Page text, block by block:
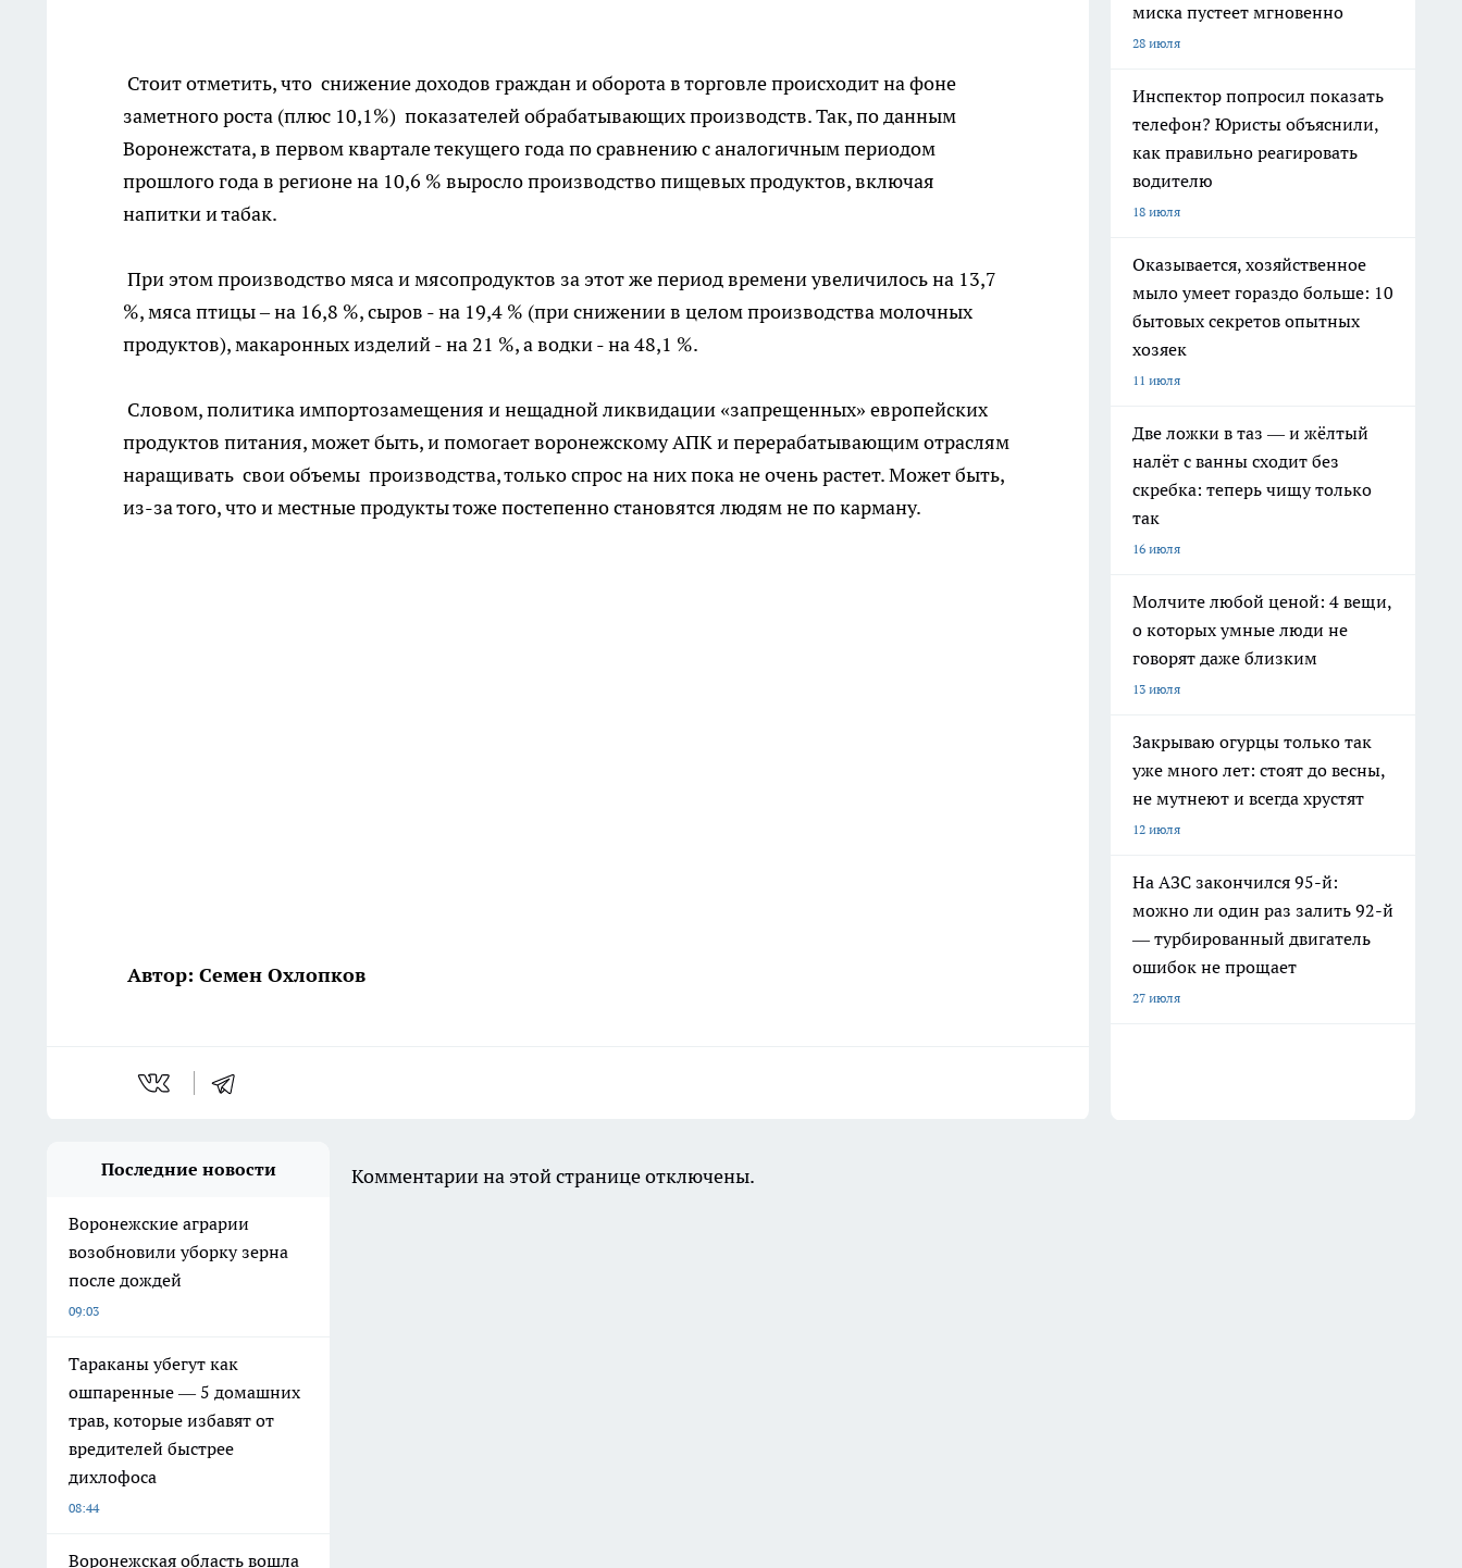
Стоит отметить, что снижение доходов граждан и оборота в торговле происходит на фоне
заметного роста (плюс 10,1%) показателей обрабатывающих производств. Так, по данным
Воронежстата, в первом квартале текущего года по сравнению с аналогичным периодом
прошлого года в регионе на 10,6 % выросло производство пищевых продуктов, включая
напитки и табак.
При этом производство мяса и мясопродуктов за этот же период времени увеличилось на 13,7
%, мяса птицы – на 16,8 %, сыров - на 19,4 % (при снижении в целом производства молочных
продуктов), макаронных изделий - на 21 %, а водки - на 48,1 %.
Словом, политика импортозамещения и нещадной ликвидации «запрещенных» европейских
продуктов питания, может быть, и помогает воронежскому АПК и перерабатывающим отраслям
наращивать свои объемы производства, только спрос на них пока не очень растет. Может быть,
из-за того, что и местные продукты тоже постепенно становятся людям не по карману.
Автор: Семен Охлопков
миска пустеет мгновенно
28 июля
Инспектор попросил показать
телефон? Юристы объяснили,
как правильно реагировать
водителю
18 июля
Оказывается, хозяйственное
мыло умеет гораздо больше: 10
бытовых секретов опытных
хозяек
11 июля
Две ложки в таз — и жёлтый
налёт с ванны сходит без
скребка: теперь чищу только
так
16 июля
Молчите любой ценой: 4 вещи,
о которых умные люди не
говорят даже близким
13 июля
Закрываю огурцы только так
уже много лет: стоят до весны,
не мутнеют и всегда хрустят
12 июля
На АЗС закончился 95-й:
можно ли один раз залить 92-й
— турбированный двигатель
ошибок не прощает
27 июля
Последние новости
Воронежские аграрии
возобновили уборку зерна
после дождей
09:03
Тараканы убегут как
ошпаренные — 5 домашних
трав, которые избавят от
вредителей быстрее
дихлофоса
08:44
Воронежская область вошла
Комментарии на этой странице отключены.